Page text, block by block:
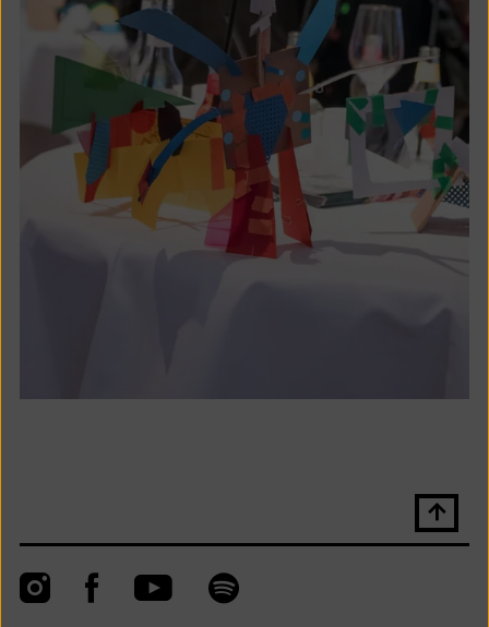
Nach
oben
InstagramFacebookYouTube Spotify